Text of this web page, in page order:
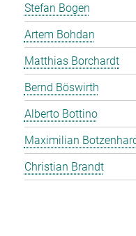
Stefan Bogen
Artem Bohdan
Matthias Borchardt
Bernd Böswirth
Alberto Bottino
Maximilian
Christian Brandt